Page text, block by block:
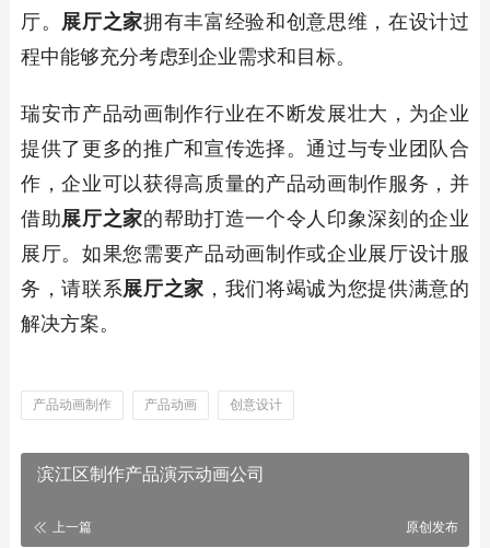
厅。 展厅之家拥有丰富经验和创意思维，在设计过
程中能够充分考虑到企业需求和目标。
瑞安市产品动画制作行业在不断发展壮大，为企业
提供了更多的推广和宣传选择。通过与专业团队合
作，企业可以获得高质量的产品动画制作服务，并
借助展厅之家的帮助打造一个令人印象深刻的企业
展厅。如果您需要产品动画制作或企业展厅设计服
务，请联系展厅之家 ，我们将竭诚为您提供满意的
解决方案。
产品动画制作 产品动画 创意设计
滨江区制作产品演示动画公司
上一篇 原创发布